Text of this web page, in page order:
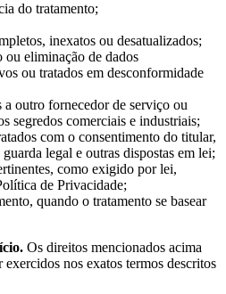
do tratamento;
inexatos ou desatualizados;
eliminação de dados
ou tratados em desconformidade
a outro fornecedor de serviço ou
segredos comerciais e industriais;
com o consentimento do titular,
legal e outras dispostas em lei;
como exigido por lei,
de Privacidade;
quando o tratamento se basear
Os direitos mencionados acima
exercidos nos exatos termos descritos